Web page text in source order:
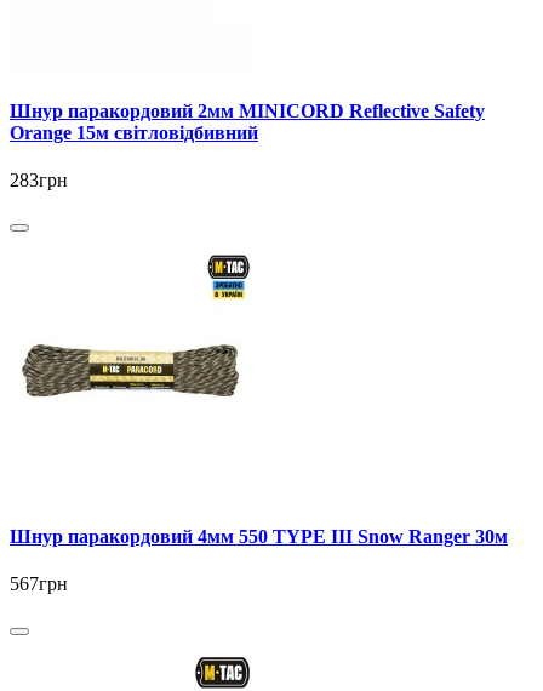
Шнур паракордовий 2мм MINICORD Reflective Safety
Orange 15м світловідбивний
283грн
Шнур паракордовий 4мм 550 TYPE III Snow Ranger 30м
567грн